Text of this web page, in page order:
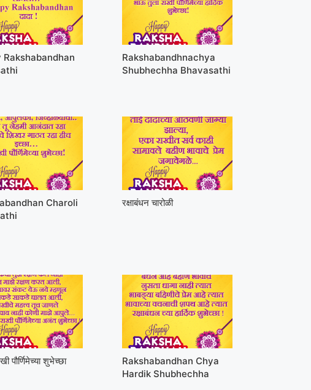
Rakshabandhan
Rakshabandhnachya
Shubhechha Bhavasathi
Charoli
रक्षाबंधन चारोळी
पौर्णिमेच्या शुभेच्छा
Rakshabandhan Chya
Hardik Shubhechha